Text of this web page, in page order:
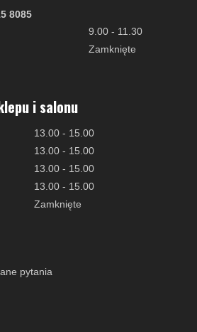
8085
9.00 - 11.30
Zamknięte
i salonu
13.00 - 15.00
13.00 - 15.00
13.00 - 15.00
13.00 - 15.00
Zamknięte
pytania